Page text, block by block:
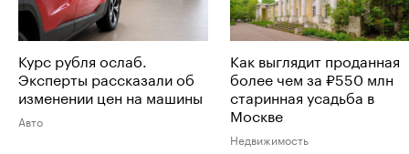
Курс рубля ослаб.
Эксперты рассказали об
изменении цен на машины
Авто
Как выглядит проданная
более чем за ₽550 млн
старинная усадьба в
Москве
Недвижимость